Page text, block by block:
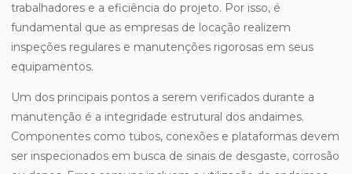
trabalhadores e a eficiência do projeto. Por isso, é
fundamental que as empresas de locação realizem
inspeções regulares e manutenções rigorosas em seus
equipamentos.
Um dos principais pontos a serem verificados durante a
manutenção é a integridade estrutural dos andaimes.
Componentes como tubos, conexões e plataformas devem
ser inspecionados em busca de sinais de desgaste, corrosão